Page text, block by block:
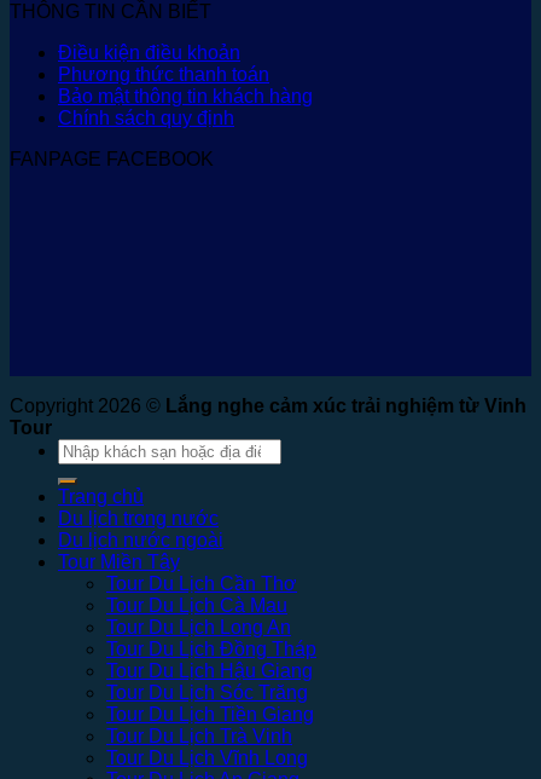
THÔNG TIN CẦN BIẾT
Điều kiện điều khoản
Phương thức thanh toán
Bảo mật thông tin khách hàng
Chính sách quy định
FANPAGE FACEBOOK
Copyright 2026 © Lắng nghe cảm xúc trải nghiệm từ Vinh
Tour
Tìm
kiếm:
Trang chủ
Du lịch trong nước
Du lịch nước ngoài
Tour Miền Tây
Tour Du Lịch Cần Thơ
Tour Du Lịch Cà Mau
Tour Du Lịch Long An
Tour Du Lịch Đồng Tháp
Tour Du Lịch Hậu Giang
Tour Du Lịch Sóc Trăng
Tour Du Lịch Tiền Giang
Tour Du Lịch Trà Vinh
Tour Du Lịch Vĩnh Long